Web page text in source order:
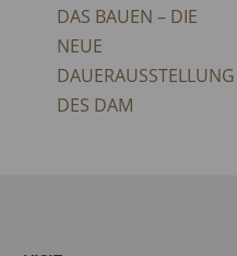
DAS BAUEN – DIE
NEUE
DAUERAUSSTELLUNG
DES DAM